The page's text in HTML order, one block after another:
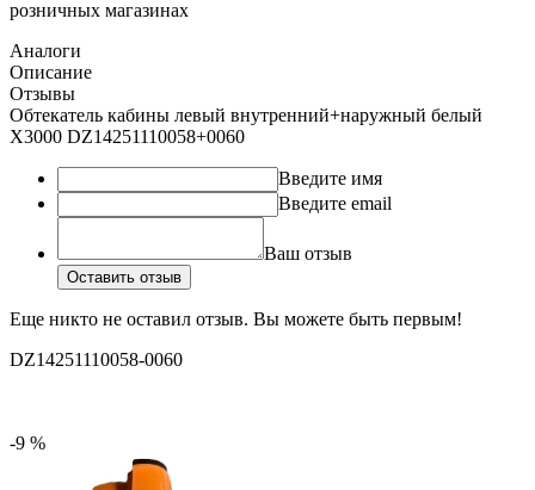
розничных магазинах
Аналоги
Описание
Отзывы
Обтекатель кабины левый внутренний+наружный белый
X3000 DZ14251110058+0060
Введите имя
Введите email
Ваш отзыв
Оставить отзыв
Еще никто не оставил отзыв. Вы можете быть первым!
DZ14251110058-0060
-9 %